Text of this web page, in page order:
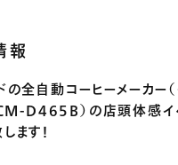
報
の全自動コーヒーメーカー
D465B）の店頭体感イ
ます！